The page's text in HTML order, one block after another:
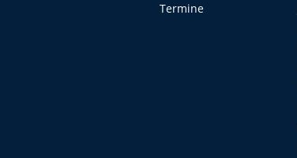
Termine